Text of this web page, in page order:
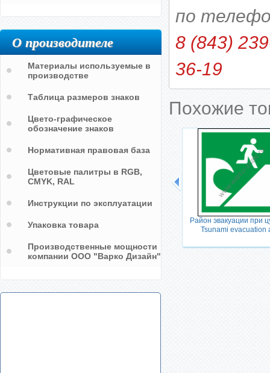
по
8 (843)
36-19
Похожие
за
call
Evacuation temporary refuge
Район эвакуации при
Tsunami evacuation
О производителе
Материалы используемые в
производстве
Таблица размеров знаков
Цвето-графическое
обозначение знаков
Нормативная правовая база
Цветовые палитры в RGB,
CMYK, RAL
Инструкции по эксплуатации
Упаковка товара
Производственные мощности
компании ООО "Варко Дизайн"